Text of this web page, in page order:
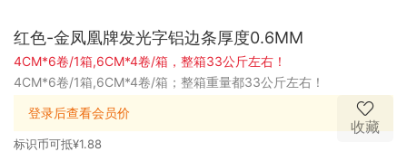
红色-金凤凰牌发光字铝边条厚度0.6MM
4CM*6卷/1箱,6CM*4卷/箱，整箱33公斤左右！
4CM*6卷/1箱,6CM*4卷/箱；整箱重量都33公斤左右！
登录后查看会员价
标识币可抵¥1.88
收藏